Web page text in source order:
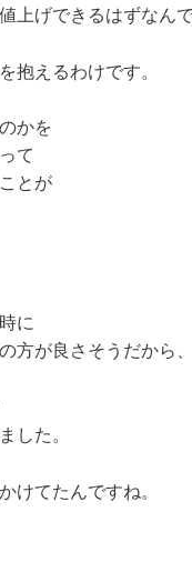
上げできるはずなんで
抱えるわけです。
かを
て
とが
に
方が良さそうだから、
した。
けてたんですね。